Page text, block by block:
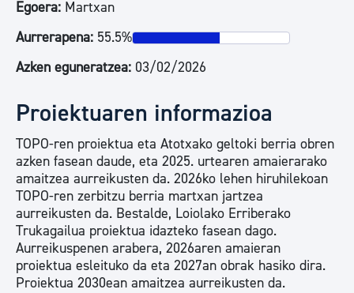
Egoera: Martxan
Aurrerapena: 55.5%
Azken eguneratzea: 03/02/2026
Proiektuaren informazioa
TOPO-ren proiektua eta Atotxako geltoki berria obren
azken fasean daude, eta 2025. urtearen amaierarako
amaitzea aurreikusten da. 2026ko lehen hiruhilekoan
TOPO-ren zerbitzu berria martxan jartzea
aurreikusten da. Bestalde, Loiolako Erriberako
Trukagailua proiektua idazteko fasean dago.
Aurreikuspenen arabera, 2026aren amaieran
proiektua esleituko da eta 2027an obrak hasiko dira.
Proiektua 2030ean amaitzea aurreikusten da.